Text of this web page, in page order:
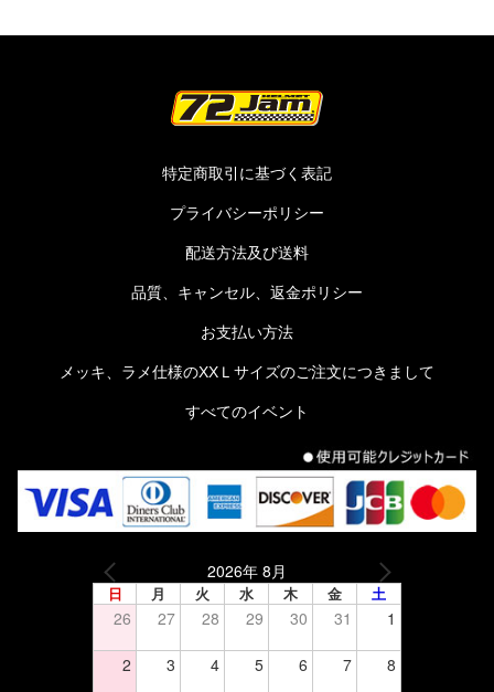
特定商取引に基づく表記
プライバシーポリシー
配送方法及び送料
品質、キャンセル、返金ポリシー
お支払い方法
メッキ、ラメ仕様のXXＬサイズのご注文につきまして
すべてのイベント
2026年 8月
日 月 火 水 木 金 土
26 27 28 29 30 31 1
2 3 4 5 6 7 8